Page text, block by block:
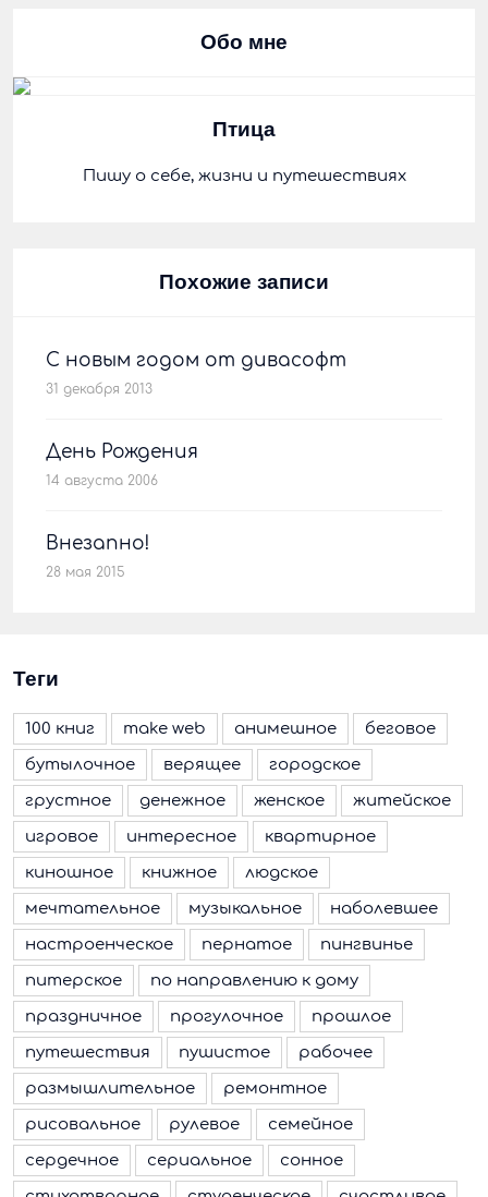
Обо мне
Птица
Пишу о себе, жизни и путешествиях
Похожие записи
С новым годом от дивасофт
31 декабря 2013
День Рождения
14 августа 2006
Внезапно!
28 мая 2015
Теги
100 книг make web анимешное
беговое
бутылочное
верящее
городское
грустное
денежное женское
житейское
игровое
интересное
квартирное
киношное
книжное
людское
мечтательное
музыкальное
наболевшее
настроенческое
пернатое
пингвинье
питерское
по направлению к дому
праздничное
прогулочное
прошлое
путешествия
пушистое
рабочее
размышлительное
ремонтное
рисовальное
рулевое
семейное
сердечное
сериальное
сонное